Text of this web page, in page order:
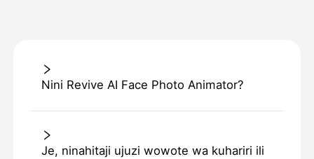
Nini Revive AI Face Photo Animator?
Je, ninahitaji ujuzi wowote wa kuhariri ili